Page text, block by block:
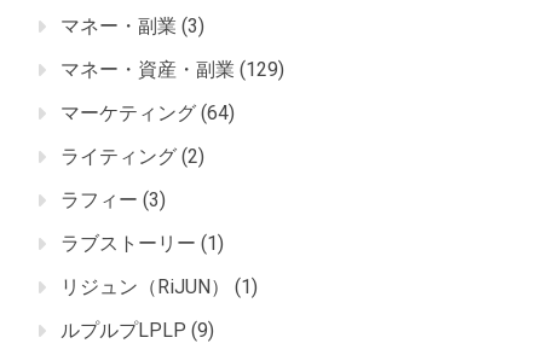
マネー・副業 (3)
マネー・資産・副業 (129)
マーケティング (64)
ライティング (2)
ラフィー (3)
ラブストーリー (1)
リジュン（RiJUN）
(1)
ルプルプLPLP (9)